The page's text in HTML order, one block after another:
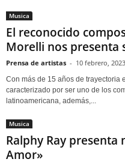
Musica
El reconocido
Morelli nos presenta
Prensa de artistas - 10 febrero, 2023
Con más de 15 años de trayectoria
caracterizado por ser uno de los
latinoamericana, además,...
Musica
Ralphy Ray presenta
Amor»